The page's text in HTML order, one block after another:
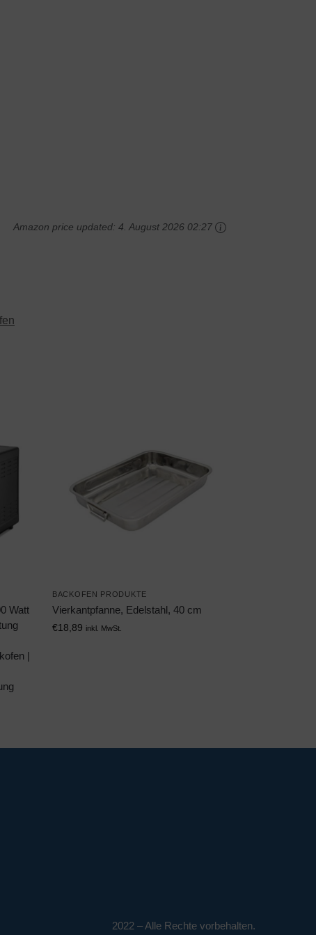
Amazon price updated:4. August 2026 02:27
Watt
|
BACKOFEN PRODUKTE
Vierkantpfanne, Edelstahl, 40 cm
€18,89 inkl. MwSt.
2022 – Alle Rechte vorbehalten.